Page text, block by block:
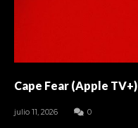
Cape Fear (Apple TV+)
julio 11, 2026 0